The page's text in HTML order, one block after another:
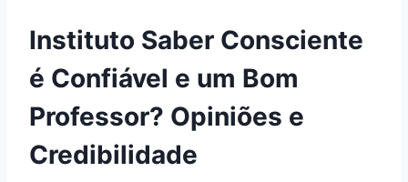
Instituto Saber Consciente
é Confiável e um Bom
Professor? Opiniões e
Credibilidade